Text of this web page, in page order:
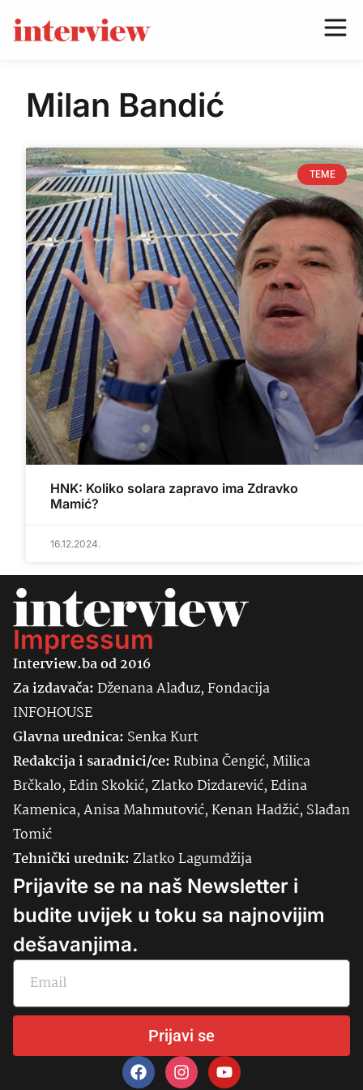
Milan Bandić
TEME
HNK: Koliko solara zapravo ima Zdravko
Mamić?
16.12.2024.
Impressum
Interview.ba od 2016
Za izdavača:Dženana Alađuz, Fondacija
INFOHOUSE
Glavna urednica: SenkaKurt
Redakcija i saradnici/ce:Rubina Čengić, Milica
Brčkalo, Edin Skokić, Zlatko Dizdarević, Edina
Kamenica, Anisa Mahmutović, Kenan Hadžić, Slađan
Tomić
Tehnički urednik:Zlatko Lagumdžija
Prijavite se na naš Newsletter i
budite uvijek u toku sa najnovijim
dešavanjima.
Prijavi se